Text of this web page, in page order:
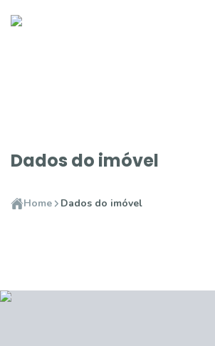
Dados do imóvel
Home Dados do imóvel